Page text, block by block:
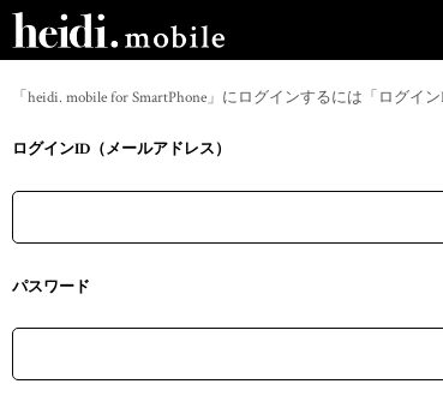
「heidi. mobile for SmartPhone」にログインするには「ログ
ログインID（メールアドレス）
パスワード